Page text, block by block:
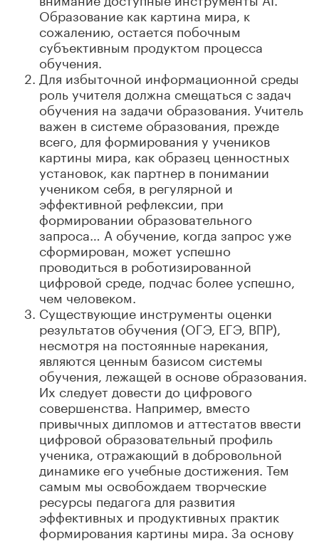
Образование как картина мира, к
сожалению, остается побочным
субъективным продуктом процесса
обучения.
Для избыточной информационной среды
роль учителя должна смещаться с задач
обучения на задачи образования. Учитель
важен в системе образования, прежде
всего, для формирования у учеников
картины мира, как образец ценностных
установок, как партнер в понимании
учеником себя, в регулярной и
эффективной рефлексии, при
формировании образовательного
запроса… А обучение, когда запрос уже
сформирован, может успешно
проводиться в роботизированной
цифровой среде, подчас более успешно,
чем человеком.
Существующие инструменты оценки
результатов обучения (ОГЭ, ЕГЭ, ВПР),
несмотря на постоянные нарекания,
являются ценным базисом системы
обучения, лежащей в основе образования.
Их следует довести до цифрового
совершенства. Например, вместо
привычных дипломов и аттестатов ввести
цифровой образовательный профиль
ученика, отражающий в добровольной
динамике его учебные достижения. Тем
самым мы освобождаем творческие
ресурсы педагога для развития
эффективных и продуктивных практик
формирования картины мира. За основу